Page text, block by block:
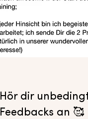
Hör dir
Feedbacks an 🥰